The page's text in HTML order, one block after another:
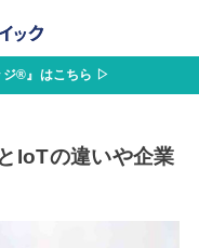
ジ®』はこちら ▷
IoTの違いや企業